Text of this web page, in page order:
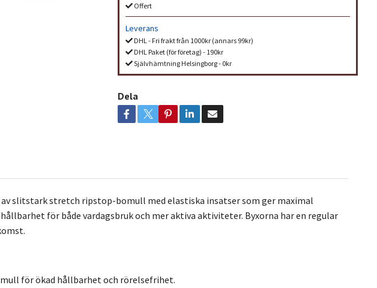
Offert
Leverans
DHL - Fri frakt från 1000kr (annars 99kr)
DHL Paket (för företag) - 190kr
Självhämtning Helsingborg - 0kr
Dela
slitstark stretch ripstop-bomull med elastiska insatser som ger maximal
för både vardagsbruk och mer aktiva aktiviteter. Byxorna har en regular
för ökad hållbarhet och rörelsefrihet.